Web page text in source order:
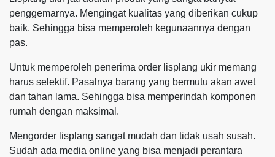
penggemarnya. Mengingat kualitas yang diberikan cukup
baik. Sehingga bisa memperoleh kegunaannya dengan
pas.
Untuk memperoleh penerima order lisplang ukir memang
harus selektif. Pasalnya barang yang bermutu akan awet
dan tahan lama. Sehingga bisa memperindah komponen
rumah dengan maksimal.
Mengorder lisplang sangat mudah dan tidak usah susah.
Sudah ada media online yang bisa menjadi perantara